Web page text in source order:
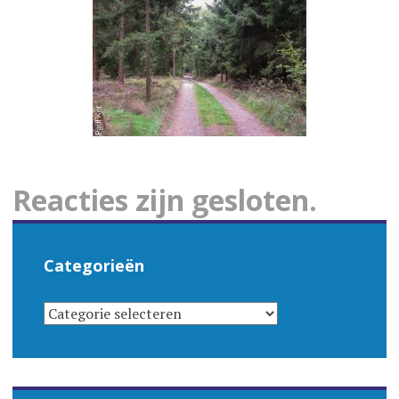
Reacties zijn gesloten.
Categorieën
CATEGORIEËN